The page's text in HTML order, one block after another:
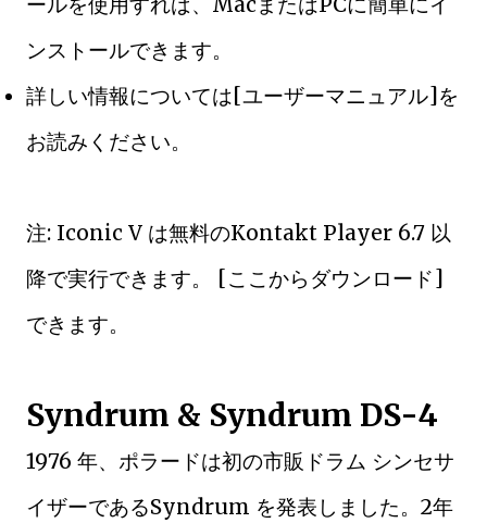
ンストールできます。
詳しい情報については[ユーザーマニュアル]を
お読みください。
注: Iconic V は無料のKontakt Player 6.7 以
降で実行できます。 [ここからダウンロード]
できます。
Syndrum & Syndrum DS-4
1976 年、ポラードは初の市販ドラム シンセサ
イザーであるSyndrum を発表しました。2年